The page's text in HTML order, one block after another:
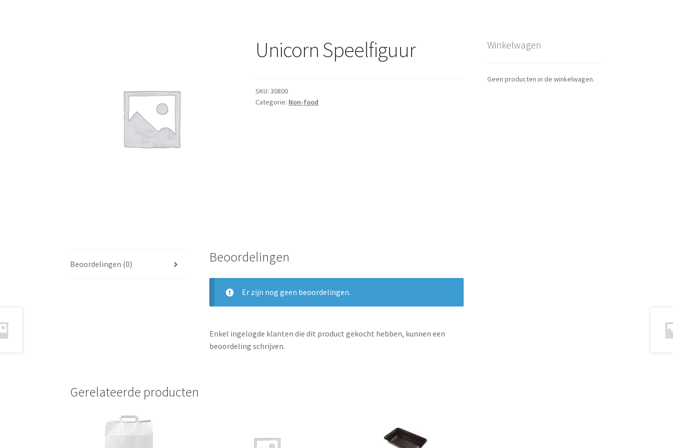
Unicorn Speelfiguur
SKU:30800
Categorie: Non-food
Beoordelingen (0) Beoordelingen
Er zijn nog geen beoordelingen.
Enkel ingelogde klanten die dit product gekocht hebben, kunnen een
beoordeling schrijven.
Gerelateerde producten
Winkelwagen
Geen producten in de winkelwagen.